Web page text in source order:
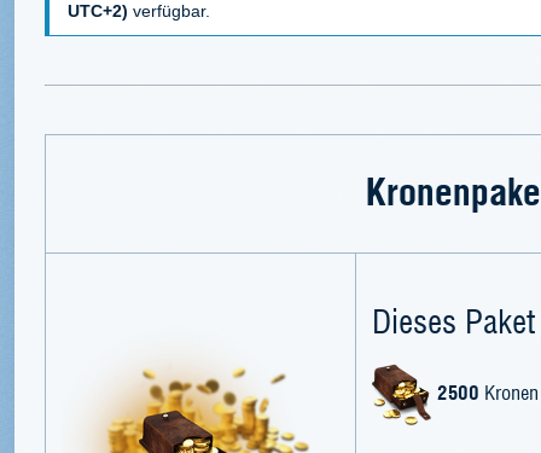
UTC+2) verfügbar.
Dieses
2500 Kronen